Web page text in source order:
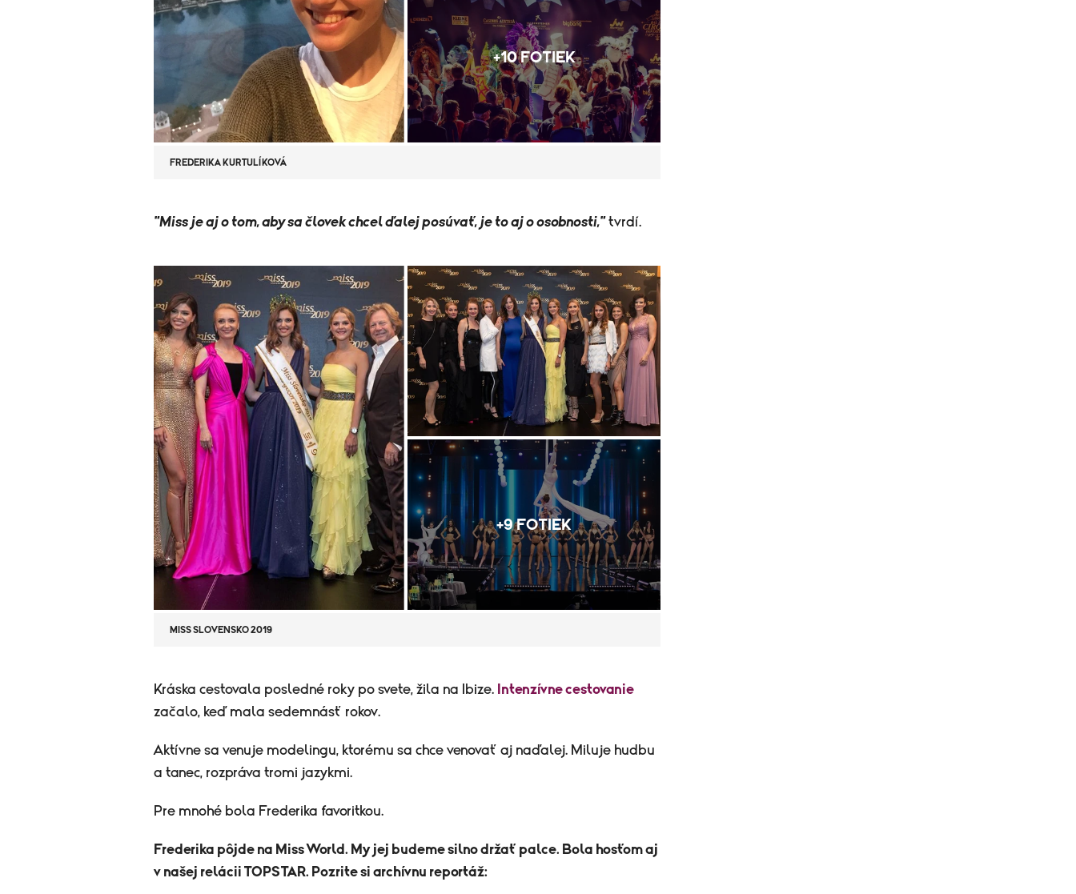
+10 FOTIEK
FREDERIKA KURTULÍKOVÁ
"Miss je aj o tom, aby sa človek chcel ďalej posúvať, je to aj o osobnosti," tvrdí.
+9 FOTIEK
MISS SLOVENSKO 2019
​Kráska cestovala posledné roky po svete, žila na Ibize. Intenzívne cestovanie
začalo, keď mala sedemnásť rokov.
Aktívne sa venuje modelingu, ktorému sa chce venovať aj naďalej. Miluje hudbu
a tanec, rozpráva tromi jazykmi.
Pre mnohé bola Frederika favoritkou.
Frederika pôjde na Miss World. My jej budeme silno držať palce. Bola hosťom aj
v našej relácii TOPSTAR. Pozrite si archívnu reportáž: